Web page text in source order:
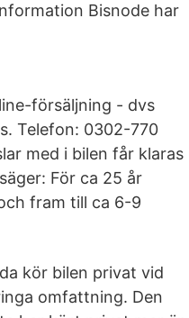
Bisnode har
försäljning - dvs
Telefon: 0302-770
med i bilen får klaras
För ca 25 år
fram till ca 6-9
kör bilen privat vid
omfattning. Den